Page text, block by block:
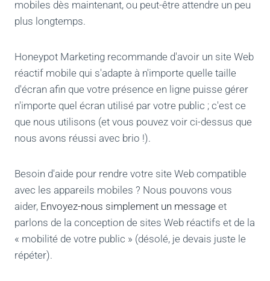
mobiles dès maintenant, ou peut-être attendre un peu
plus longtemps.
Honeypot Marketing recommande d'avoir un site Web
réactif mobile qui s'adapte à n'importe quelle taille
d'écran afin que votre présence en ligne puisse gérer
n'importe quel écran utilisé par votre public ; c'est ce
que nous utilisons (et vous pouvez voir ci-dessus que
nous avons réussi avec brio !).
Besoin d'aide pour rendre votre site Web compatible
avec les appareils mobiles ? Nous pouvons vous
aider, Envoyez-nous simplement un message et
parlons de la conception de sites Web réactifs et de la
« mobilité de votre public » (désolé, je devais juste le
répéter).